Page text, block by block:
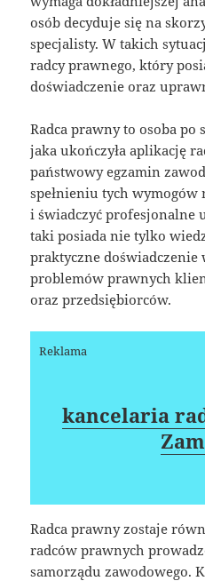
osób decyduje się na
specjalisty. W takich
radcy prawnego, który
doświadczenie oraz
Radca prawny to osoba
jaka ukończyła aplikację
państwowy egzamin
spełnieniu tych wymogów
i świadczyć profesjonalne
taki posiada nie tylko
praktyczne
problemów prawnych
oraz przedsiębiorców.
Reklama
kancelaria
Radca prawny zostaje
radców prawnych
samorządu zawodowego.